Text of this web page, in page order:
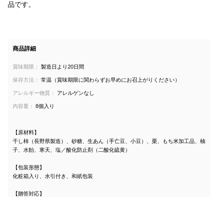
品です。
商品詳細
賞味期限： 製造日より20日間
保存方法： 常温（賞味期限に関わらずお早めにお召上がりください）
アレルギー物質： アレルゲンなし
内容量： 8個入り
【原材料】
干し柿（長野県製造）、砂糖、生あん（手亡豆、小豆）、栗、もち米加工品、柚
子、水飴、寒天、塩／酸化防止剤（二酸化硫黄）
【包装形態】
化粧箱入り、水引付き、和紙包装
【贈答対応】